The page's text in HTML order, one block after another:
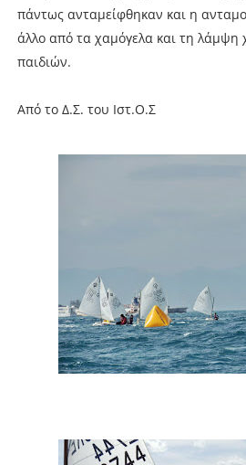
πάντως ανταμείφθηκαν και η
άλλο από τα χαμόγελα και τη λάμψη
παιδιών.
Από το Δ.Σ. του Ιστ.Ο.Σ